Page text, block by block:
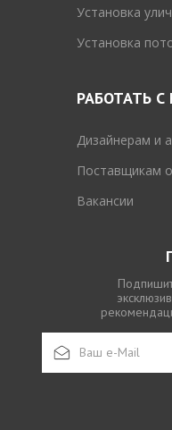
Установка
Установка
РАБОТАТЬ
Дизайнерам и
Поставщикам
Вакансии